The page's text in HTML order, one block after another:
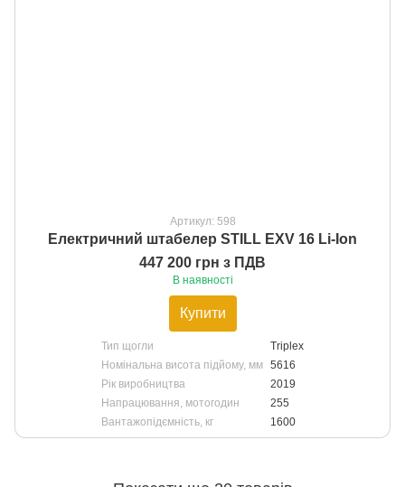
Артикул: 598
Електричний штабелер STILL EXV 16 Li-Ion
447 200 грн з ПДВ
В наявності
Купити
Тип щогли
Triplex
Номінальна висота підйому, мм 5616
Рік виробництва
2019
Напрацювання, мотогодин
255
Вантажопідємність, кг
1600